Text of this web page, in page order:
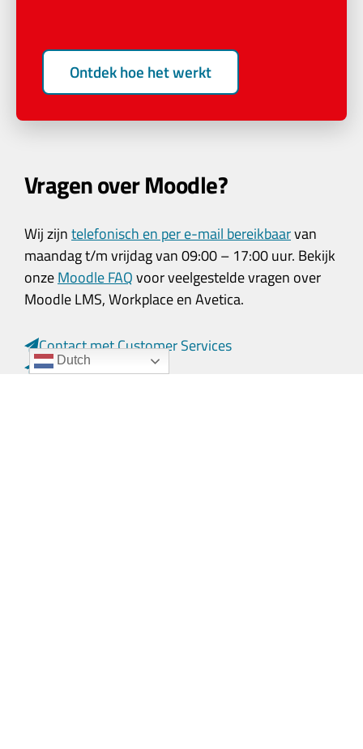
Ontdek hoe het werkt
Vragen over Moodle?
Wij zijntelefonisch en per e-mail bereikbaarvan
maandag t/m vrijdag van 09:00 – 17:00 uur. Bekijk
onzeMoodle FAQvoor veelgestelde vragen over
Moodle LMS, Workplace en Avetica.
Contact met Customer Services
Contact met Sales
Dutch